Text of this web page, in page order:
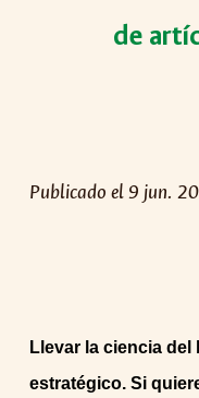
de
Publicado el 9 jun.
Llevar la ciencia
estratégico. Si